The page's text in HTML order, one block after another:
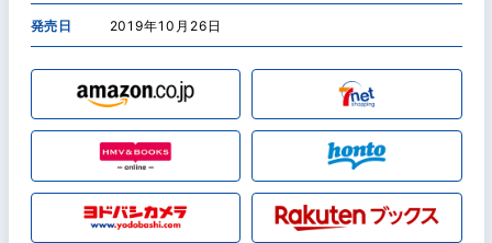
発売日 2019年10月26日